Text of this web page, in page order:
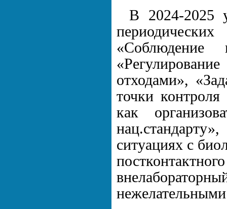
В 2024-2025
«Соблюдение
отходами»,
точки
как
ситуациях с